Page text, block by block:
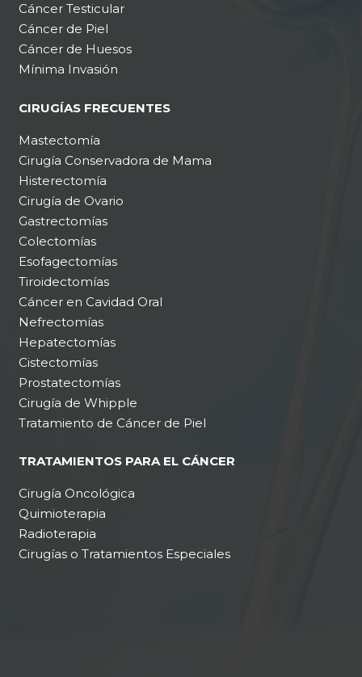
Cáncer Testicular
Cáncer de Piel
Cáncer de Huesos
Mínima Invasión
CIRUGÍAS FRECUENTES
Mastectomía
Cirugía Conservadora de Mama
Histerectomía
Cirugía de Ovario
Gastrectomías
Colectomías
Esofagectomías
Tiroidectomías
Cáncer en Cavidad Oral
Nefrectomías
Hepatectomías
Cistectomías
Prostatectomías
Cirugía de Whipple
Tratamiento de Cáncer de Piel
TRATAMIENTOS PARA EL CÁNCER
Cirugía Oncológica
Quimioterapia
Radioterapia
Cirugías o Tratamientos Especiales